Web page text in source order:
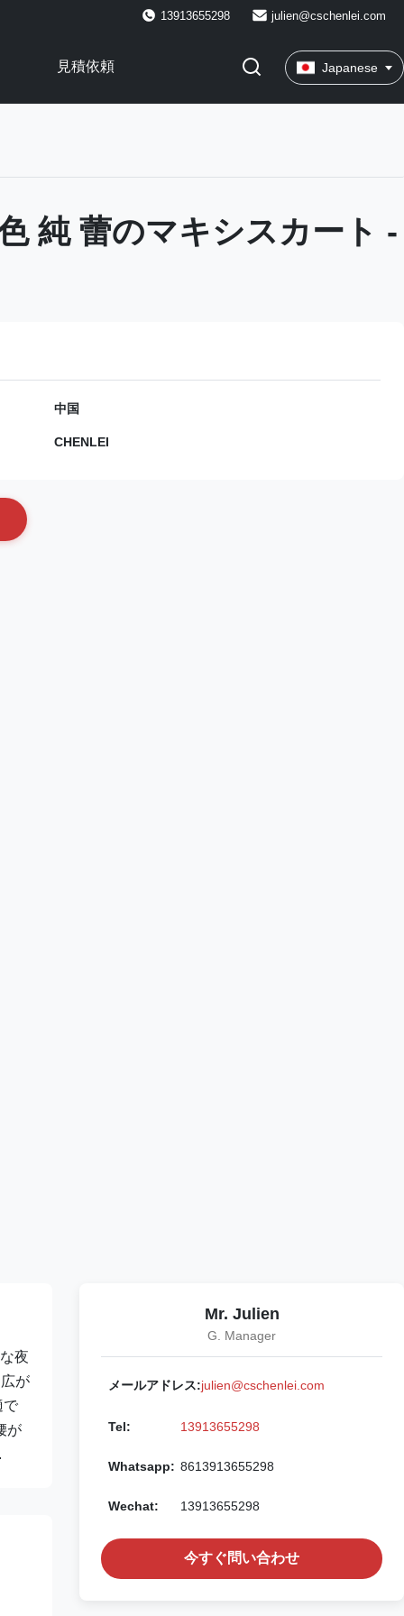
13913655298 julien@cschenlei.com
見積依頼 Japanese
純 蕾のマキシスカート -
中国
CHENLEI
夜
が
で
が
Mr. Julien
G. Manager
メールアドレス:julien@cschenlei.com
Tel: 13913655298
Whatsapp: 8613913655298
Wechat: 13913655298
今すぐ問い合わせ